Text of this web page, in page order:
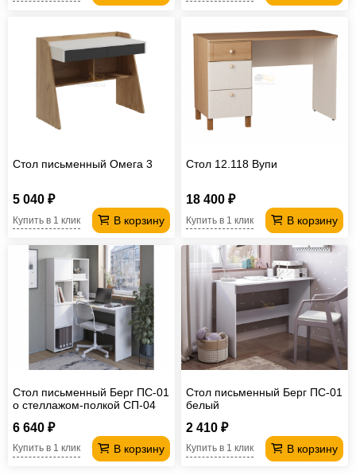
Стол письменный Омега 3
5 040 ₽
В корзину
Купить в 1 клик
Стол 12.118 Вупи
18 400 ₽
В корзину
Купить в 1 клик
Стол письменный Берг ПС-01
о стеллажом-полкой СП-04
6 640 ₽
В корзину
Купить в 1 клик
Стол письменный Берг ПС-01
белый
2 410 ₽
В корзину
Купить в 1 клик